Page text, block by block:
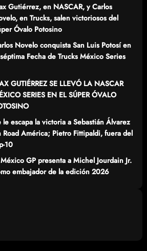
Gutiérrez, en NASCAR, y Carlos
en Trucks, salen victoriosos del
Óvalo Potosino
Novelo conquista San Luis Potosí en
Fecha de Trucks México Series
GUTIÉRREZ SE LLEVÓ LA NASCAR
SERIES EN EL SÚPER ÓVALO
le escapa la victoria a Sebastián Álvarez
Road América; Pietro Fittipaldi, fuera del
10
GP presenta a Michel Jourdain Jr.
embajador de la edición 2026